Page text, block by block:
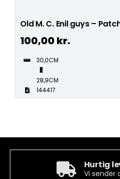
Old M. C. Enil guys –
100,00 kr.
30,0CM
28,9CM
144417
Hurtig
Vi sender